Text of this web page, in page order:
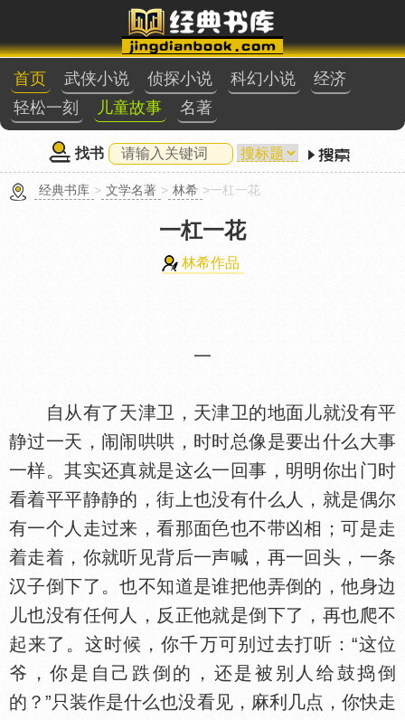
首页 武侠小说 侦探小说 科幻小说
经济
轻松一刻
儿童故事 名著
找书
经典书库 > 文学名著 > 林希 >一杠一花
一杠一花
林希作品
一
自从有了天津卫，天津卫的地面儿就没有平
静过一天，闹闹哄哄，时时总像是要出什么大事
一样。其实还真就是这么一回事，明明你出门时
看着平平静静的，街上也没有什么人，就是偶尔
有一个人走过来，看那面
也不带凶相；可是走
着走着，你就听见背后一声喊，再一回头，一条
汉子倒下了。也不知道是谁把他弄倒的，他身边
儿也没有任何人，反正他就是倒下了，再也爬不
起来了。这时候，你千万可别过去打听：“这位
爷，你是自己跌倒的，还是被别人给鼓捣倒
的？”只装作是什么也没看见，麻利几点，你快走